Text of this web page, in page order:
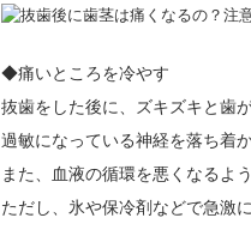
◆痛いところを冷やす
抜歯をした後に、ズキズキと歯
過敏になっている神経を落ち着
また、血液の循環を悪くなるよ
ただし、氷や保冷剤などで急激